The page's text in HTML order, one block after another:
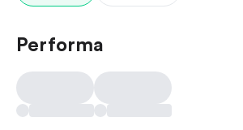
Performa